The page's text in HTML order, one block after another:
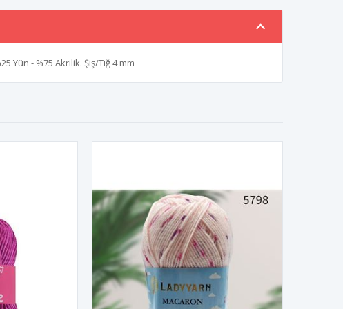
Yün - %75 Akrilik. Şiş/Tığ 4 mm